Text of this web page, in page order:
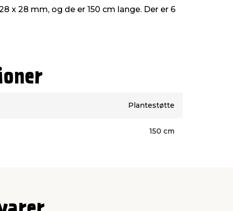
x 28 mm, og de er 150 cm lange. Der er 6
Plantestøtte
150 cm